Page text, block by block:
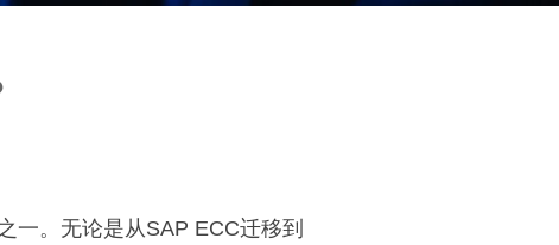
一。无论是从SAP ECC迁移到